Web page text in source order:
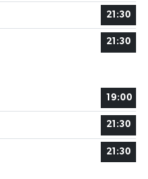
21:30
21:30
19:00
21:30
21:30